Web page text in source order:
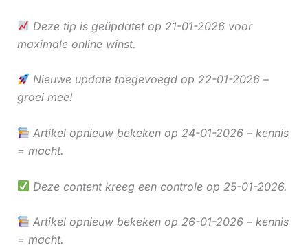
Deze tip is geüpdatet op 21-01-2026 voor
maximale online winst.
Nieuwe update toegevoegd op 22-01-2026 –
groei mee!
Artikel opnieuw bekeken op 24-01-2026 – kennis
= macht.
Deze content kreeg een controle op 25-01-2026.
Artikel opnieuw bekeken op 26-01-2026 – kennis
= macht.